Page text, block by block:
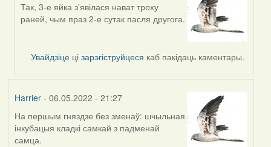
In
reply
Lighty
Так, 3-е яйка з'явілася нават троху
раней, чым праз 2-е сутак пасля другога.
Увайдзіце цізарэгіструйцеся каб пакідаць каментары.
Harrier- 06.05.2022 - 21:27
На першым гняздзе без зменаў: шчыльная
інкубацыя кладкі самкай з падменай
самца.